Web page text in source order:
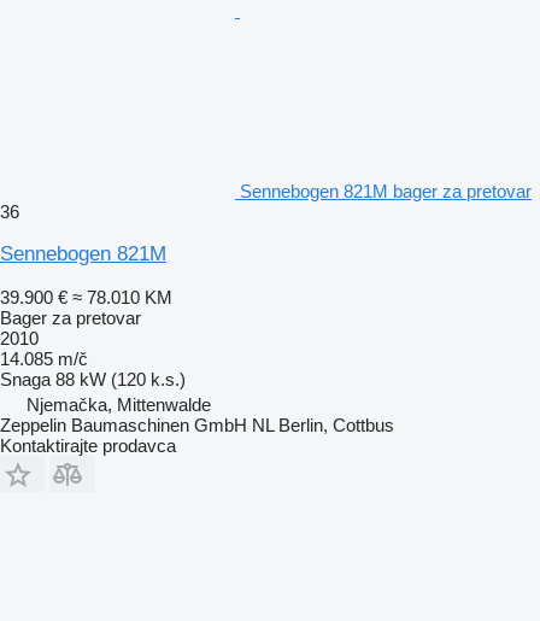
Sennebogen 821M bager za pretovar
36
Sennebogen 821M
39.900 € ≈ 78.010 KM
Bager za pretovar
2010
14.085 m/č
Snaga 88 kW (120 k.s.)
Njemačka, Mittenwalde
Zeppelin Baumaschinen GmbH NL Berlin, Cottbus
Kontaktirajte prodavca